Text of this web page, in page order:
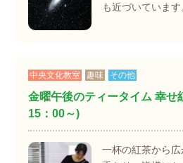
も近づいていま
中央文化教室 趣味 その他
金曜午後のティータイム 幸せ
15：00～)
一杯の紅茶から